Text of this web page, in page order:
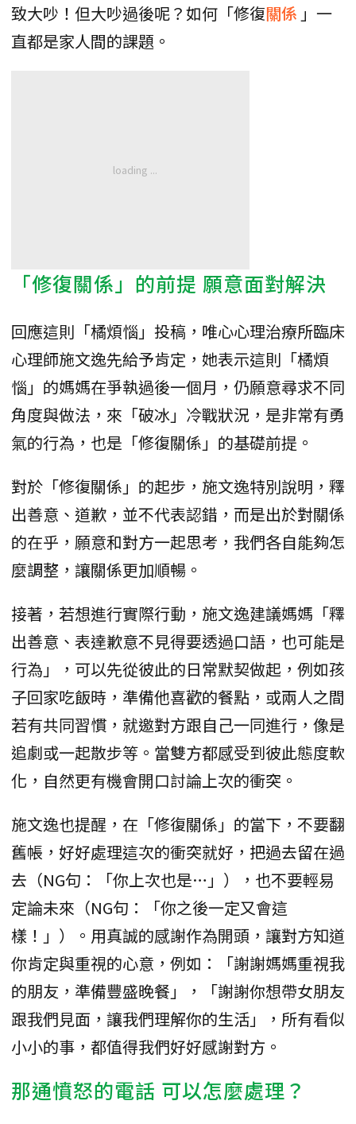
致大吵！但大吵過後呢？如何「修復關係 」一
直都是家人間的課題。
「修復關係」的前提 願意面對解決
回應這則「橘煩惱」投稿，唯心心理治療所臨床
心理師施文逸先給予肯定，她表示這則「橘煩
惱」的媽媽在爭執過後一個月，仍願意尋求不同
角度與做法，來「破冰」冷戰狀況，是非常有勇
氣的行為，也是「修復關係」的基礎前提。
對於「修復關係」的起步，施文逸特別說明，釋
出善意、道歉，並不代表認錯，而是出於對關係
的在乎，願意和對方一起思考，我們各自能夠怎
麼調整，讓關係更加順暢。
接著，若想進行實際行動，施文逸建議媽媽「釋
出善意、表達歉意不見得要透過口語，也可能是
行為」，可以先從彼此的日常默契做起，例如孩
子回家吃飯時，準備他喜歡的餐點，或兩人之間
若有共同習慣，就邀對方跟自己一同進行，像是
追劇或一起散步等。當雙方都感受到彼此態度軟
化，自然更有機會開口討論上次的衝突。
施文逸也提醒，在「修復關係」的當下，不要翻
舊帳，好好處理這次的衝突就好，把過去留在過
去（NG句：「你上次也是…」），也不要輕易
定論未來（NG句：「你之後一定又會這
樣！」）。用真誠的感謝作為開頭，讓對方知道
你肯定與重視的心意，例如：「謝謝媽媽重視我
的朋友，準備豐盛晚餐」，「謝謝你想帶女朋友
跟我們見面，讓我們理解你的生活」，所有看似
小小的事，都值得我們好好感謝對方。
那通憤怒的電話 可以怎麼處理？